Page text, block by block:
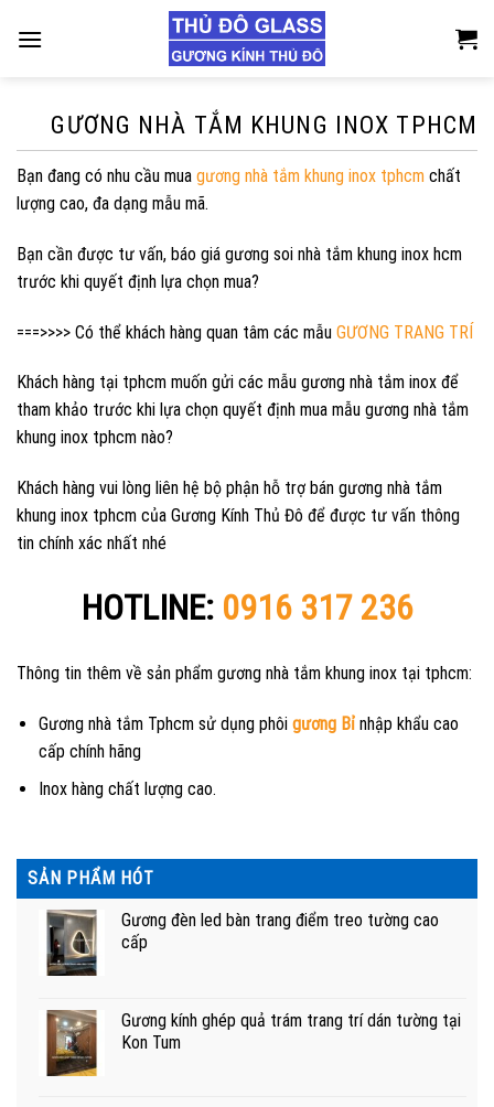
GƯƠNG NHÀ TẮM KHUNG INOX TPHCM
Bạn đang có nhu cầu mua gương nhà tắm khung inox tphcm chất
lượng cao, đa dạng mẫu mã.
Bạn cần được tư vấn, báo giá gương soi nhà tắm khung inox hcm
trước khi quyết định lựa chọn mua?
===>>>> Có thể khách hàng quan tâm các mẫu GƯƠNG TRANG TRÍ
Khách hàng tại tphcm muốn gửi các mẫu gương nhà tắm inox để
tham khảo trước khi lựa chọn quyết định mua mẫu gương nhà tắm
khung inox tphcm nào?
Khách hàng vui lòng liên hệ bộ phận hỗ trợ bán gương nhà tắm
khung inox tphcm của Gương Kính Thủ Đô để được tư vấn thông
tin chính xác nhất nhé
HOTLINE: 0916 317 236
Thông tin thêm về sản phẩm gương nhà tắm khung inox tại tphcm:
Gương nhà tắm Tphcm sử dụng phôi gương Bỉ nhập khẩu cao
cấp chính hãng
Inox hàng chất lượng cao.
SẢN PHẨM HÓT
Gương đèn led bàn trang điểm treo tường cao
cấp
Gương kính ghép quả trám trang trí dán tường tại
Kon Tum